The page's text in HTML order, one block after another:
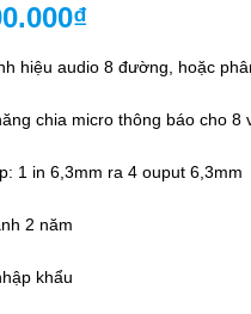
hiệu audio 8 đường, hoặc
chia micro thông báo cho 8
1 in 6,3mm ra 4 ouput 6,3mm
2 năm
khẩu